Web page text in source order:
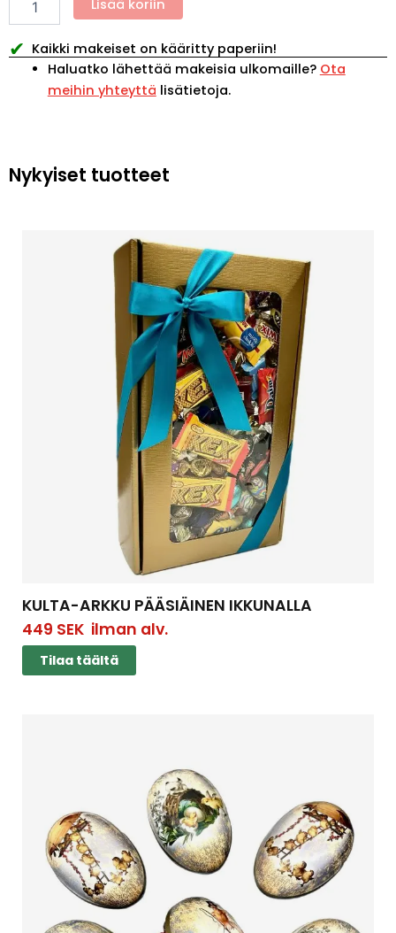
Lisää koriin
✔ Kaikki makeiset on kääritty paperiin!
Haluatko lähettää makeisia ulkomaille? Ota
meihin yhteyttä lisätietoja.
Nykyiset tuotteet
KULTA-ARKKU PÄÄSIÄINEN IKKUNALLA
449 SEKilman alv.
Tilaa täältä